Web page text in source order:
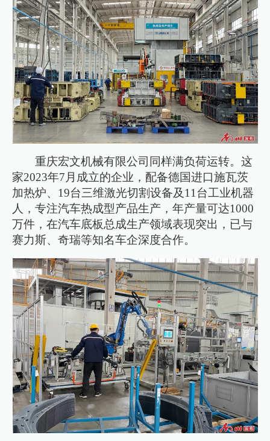
重庆宏文机械有限公司同样满负荷运转。这
家2023年7月成立的企业，配备德国进口施瓦茨
加热炉、19台三维激光切割设备及11台工业机器
人，专注汽车热成型产品生产，年产量可达1000
万件，在汽车底板总成生产领域表现突出，已与
赛力斯、奇瑞等知名车企深度合作。